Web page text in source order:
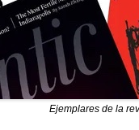
Ejemplares de la